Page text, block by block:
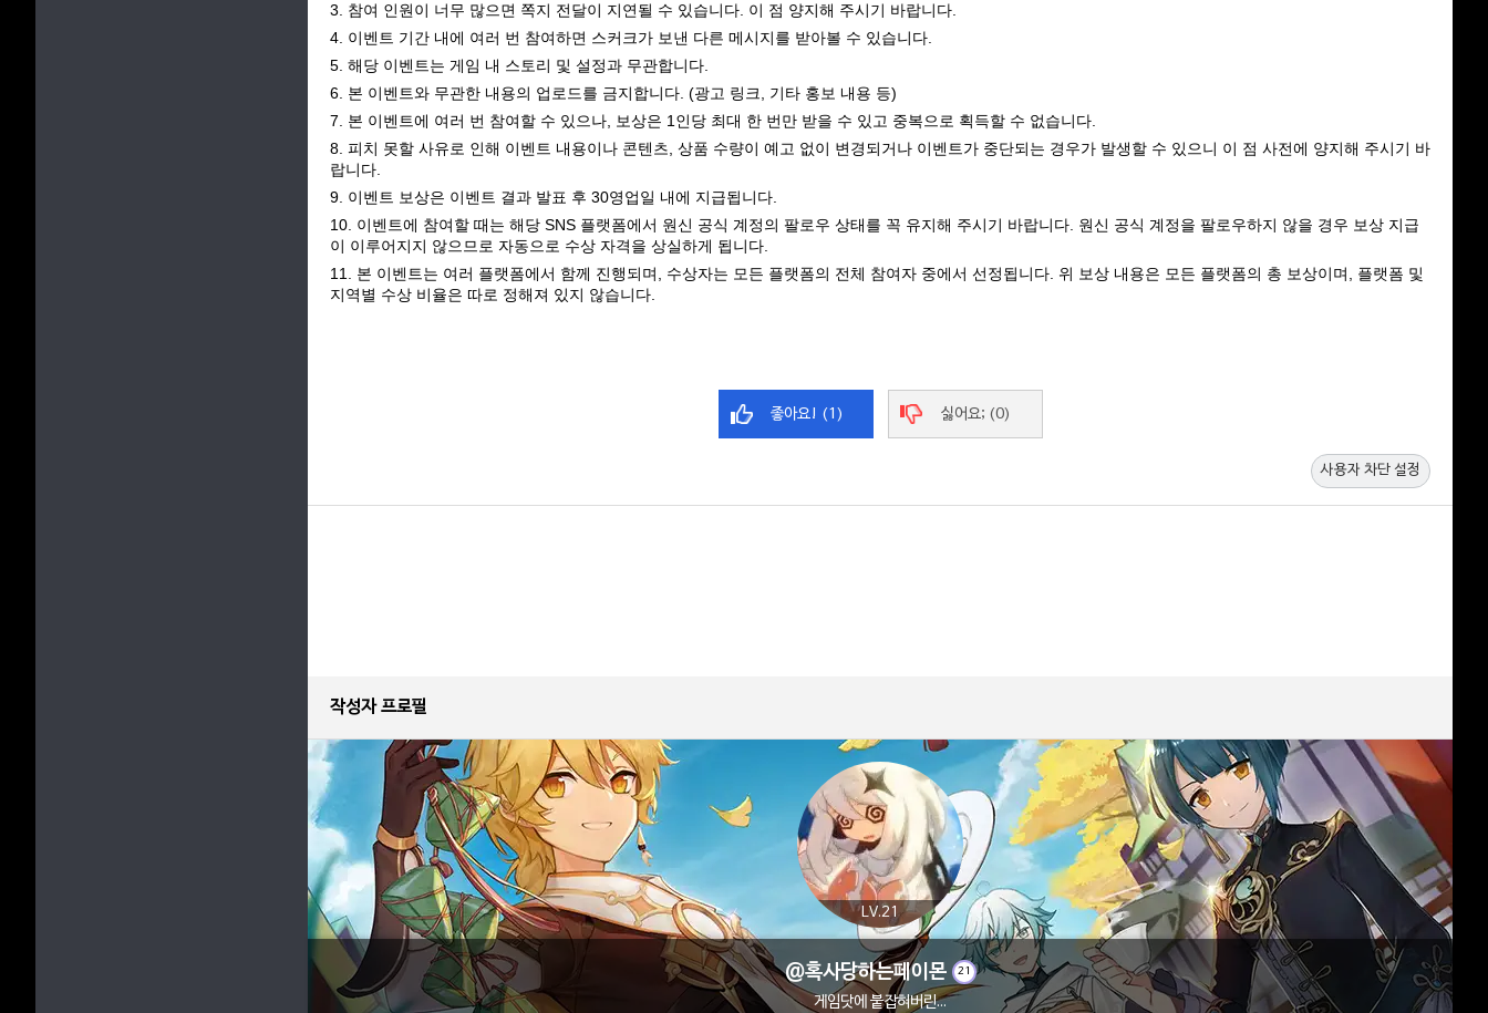
3. 참여 인원이 너무 많으면 쪽지 전달이 지연될 수 있습니다. 이 점 양지해 주시기 바랍니다.
4. 이벤트 기간 내에 여러 번 참여하면 스커크가 보낸 다른 메시지를 받아볼 수 있습니다.
5. 해당 이벤트는 게임 내 스토리 및 설정과 무관합니다.
6. 본 이벤트와 무관한 내용의 업로드를 금지합니다. (광고 링크, 기타 홍보 내용 등)
7. 본 이벤트에 여러 번 참여할 수 있으나, 보상은 1인당 최대 한 번만 받을 수 있고 중복으로 획득할 수 없습니다.
8. 피치 못할 사유로 인해 이벤트 내용이나 콘텐츠, 상품 수량이 예고 없이 변경되거나 이벤트가 중단되는 경우가 발생할 수 있으니 이 점 사전에 양지해 주시기 바
랍니다.
9. 이벤트 보상은 이벤트 결과 발표 후 30영업일 내에 지급됩니다.
10. 이벤트에 참여할 때는 해당 SNS 플랫폼에서 원신 공식 계정의 팔로우 상태를 꼭 유지해 주시기 바랍니다. 원신 공식 계정을 팔로우하지 않을 경우 보상 지급
이 이루어지지 않으므로 자동으로 수상 자격을 상실하게 됩니다.
11. 본 이벤트는 여러 플랫폼에서 함께 진행되며, 수상자는 모든 플랫폼의 전체 참여자 중에서 선정됩니다. 위 보상 내용은 모든 플랫폼의 총 보상이며, 플랫폼 및
지역별 수상 비율은 따로 정해져 있지 않습니다.
좋아요! (1) 싫어요; (0)
사용자 차단 설정
작성자 프로필
LV.21
@혹사당하는페이몬 21
게임닷에 붙잡혀버린...